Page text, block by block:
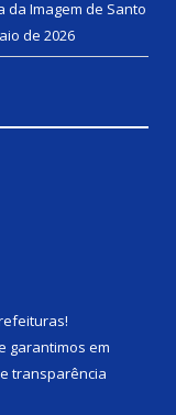
da Imagem de Santo
de 2026
!
garantimos em
transparência